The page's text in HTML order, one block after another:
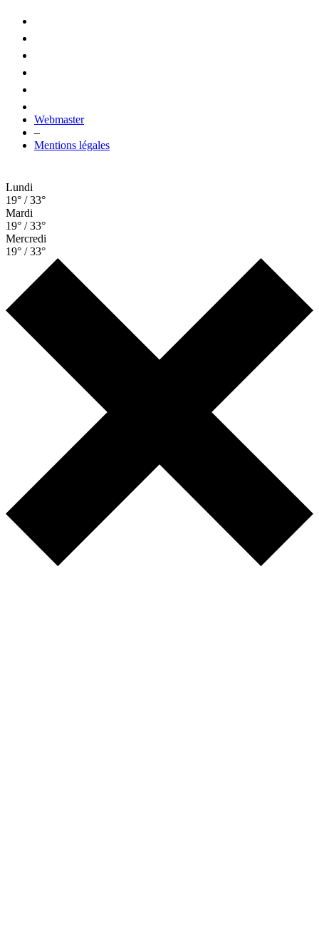
Webmaster
–
Mentions légales
Lundi
19° / 33°
Mardi
19° / 33°
Mercredi
19° / 33°